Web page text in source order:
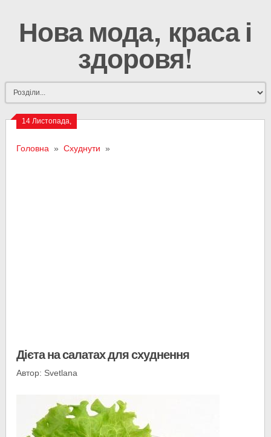
Нова мода, краса і
здоровя!
14 Листопада,
Головна »Схуднути »
Дієта на салатах для схуднення
Автор: Svetlana